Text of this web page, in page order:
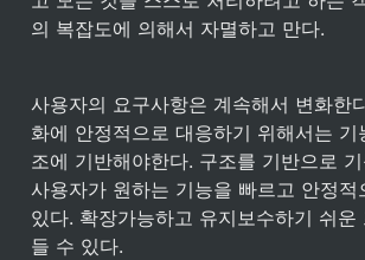
의 복잡도에 의해서 자멸하고 만다.
사용자의 요구사항은 계속해서 변화한
화에 안정적으로 대응하기 위해서는 기
조에 기반해야한다. 구조를 기반으로
사용자가 원하는 기능을 빠르고 안정적
있다. 확장가능하고 유지보수하기 쉬운
들 수 있다.